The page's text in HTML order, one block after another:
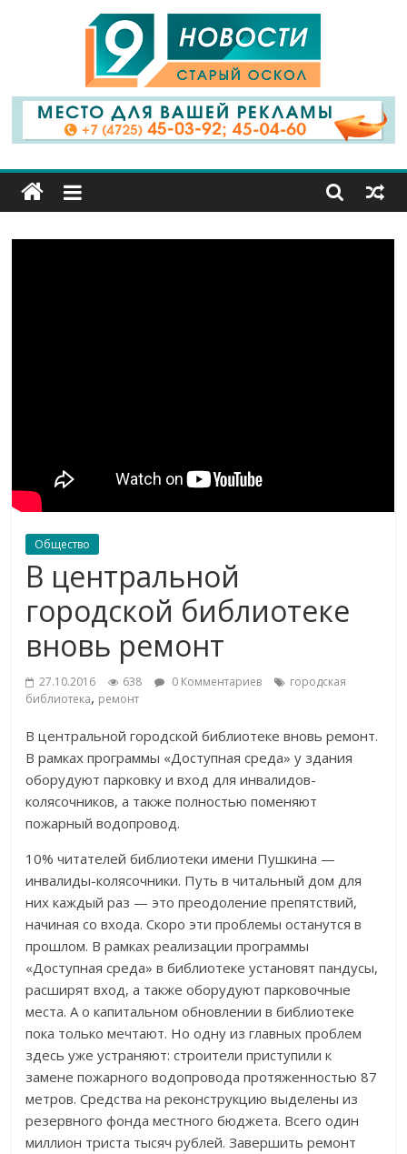
9
Канал
Старый
Общество
В центральной
городской библиотеке
вновь ремонт
27.10.2016 638 0 Комментариев
городская
библиотека, ремонт
В центральной городской библиотеке вновь ремонт.
В рамках программы «Доступная среда» у здания
оборудуют парковку и вход для инвалидов-
колясочников, а также полностью поменяют
пожарный водопровод.
10% читателей библиотеки имени Пушкина —
инвалиды-колясочники. Путь в читальный дом для
них каждый раз — это преодоление препятствий,
начиная со входа. Скоро эти проблемы останутся в
прошлом. В рамках реализации программы
«Доступная среда» в библиотеке установят пандусы,
расширят вход, а также оборудуют парковочные
места. А о капитальном обновлении в библиотеке
пока только мечтают. Но одну из главных проблем
здесь уже устраняют: строители приступили к
замене пожарного водопровода протяженностью 87
метров. Средства на реконструкцию выделены из
резервного фонда местного бюджета. Всего один
миллион триста тысяч рублей. Завершить ремонт